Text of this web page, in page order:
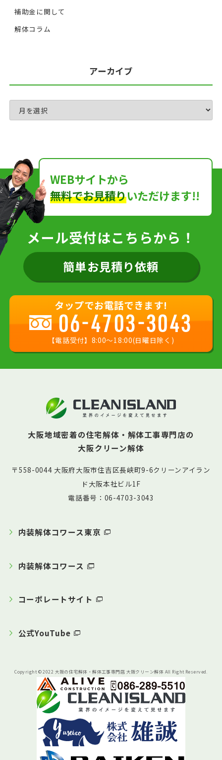
補助金に関して
解体コラム
アーカイブ
WEBサイトから
無料でお見積りいただけます!!
メール受付はこちらから！
簡単お見積り依頼
タップでお電話できます!
06-4703-3043
【電話受付】8:00〜18:00(日曜日除く)
大阪地域密着の住宅解体・解体工事専門店の
大阪クリーン解体
〒558-0044 大阪府大阪市住吉区長峡町9-6クリーンアイラン
ド大阪本社ビル1F
電話番号：06-4703-3043
内装解体コワース東京
内装解体コワース
コーポレートサイト
公式YouTube
Copyright © 2022 大阪の住宅解体・解体工事専門店 大阪クリーン解体 All Right Reserved.